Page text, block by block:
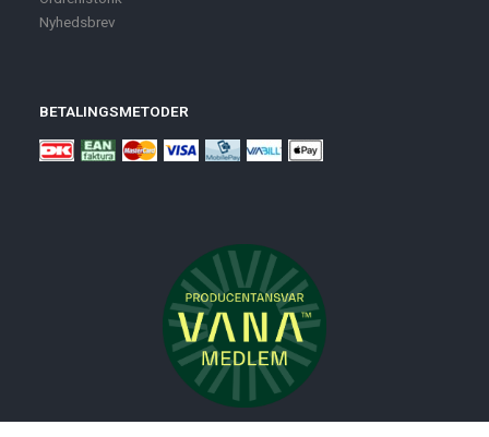
Nyhedsbrev
BETALINGSMETODER